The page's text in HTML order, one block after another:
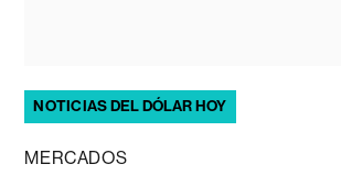
NOTICIAS DEL DÓLAR HOY
MERCADOS